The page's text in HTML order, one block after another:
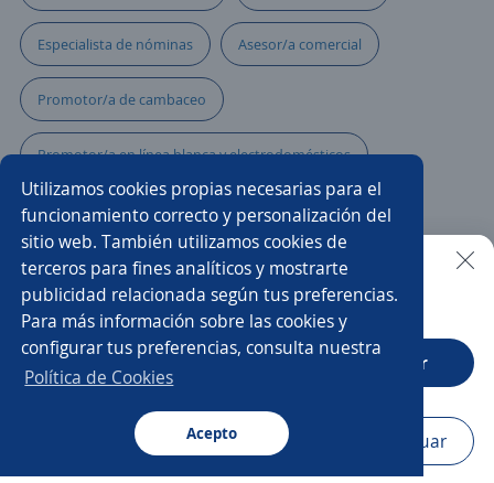
Utilizamos cookies propias necesarias para el
funcionamiento correcto y personalización del
sitio web. También utilizamos cookies de
terceros para fines analíticos y mostrarte
publicidad relacionada según tus preferencias.
Para más información sobre las cookies y
configurar tus preferencias, consulta nuestra
Política de Cookies
Acepto
Buscar Aplicaciones Avisos Favoritos
Especialista de nóminas Asesor/a comercial
Promotor/a de cambaceo
Promotor/a en línea blanca y electrodomésticos
Promotor/a asesor de venta
Asesor/a comercial freelance Ejecutivo/a comercial
Asesor/a call center ventas
Asesor/a comercial de libranza
Promotor/a comercial Asesor/a técnico
Buscar es más fácil en la app
CT App Abrir
Navegador Continuar